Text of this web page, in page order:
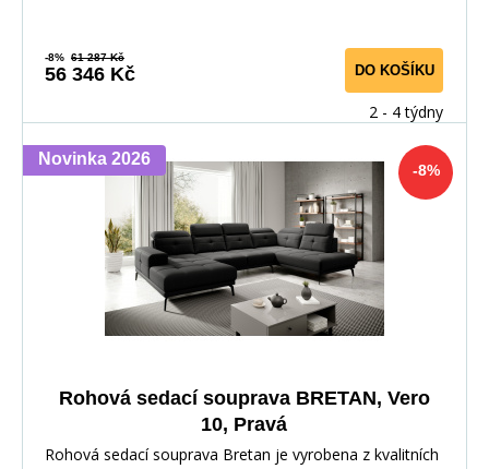
-8% 61 287 Kč
56 346 Kč DO KOŠÍKU
2 - 4 týdny
-8%
Novinka 2026
Rohová sedací souprava BRETAN, Vero
10, Pravá
Rohová sedací souprava Bretan je vyrobena z kvalitních